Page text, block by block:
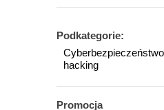
Podkategorie:
hacking
Promocja